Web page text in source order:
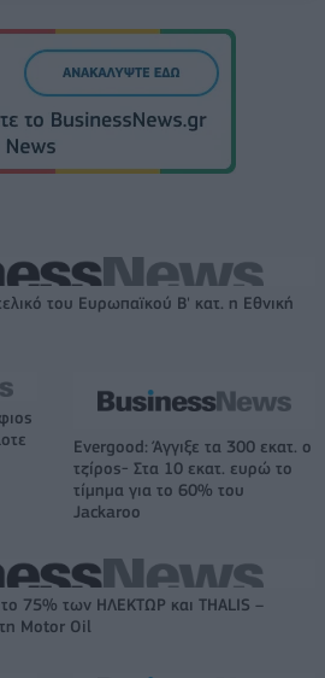
του Ευρωπαϊκού Β' κατ. η Εθνική
Evergood: Άγγιξε τα 300 εκατ. ο
τζίρος- Στα 10 εκατ. ευρώ το
τίμημα για το 60% του
Jackaroo
το 75% των ΗΛΕΚΤΩΡ και THALIS –
Motor Oil